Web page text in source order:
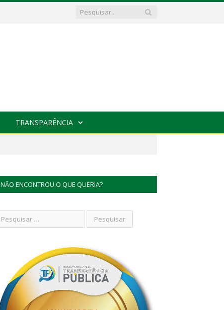
TRANSPARÊNCIA
NÃO ENCONTROU O QUE QUERIA?